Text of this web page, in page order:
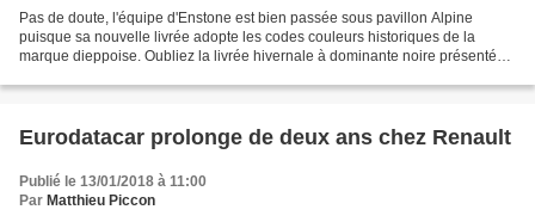
Pas de doute, l'équipe d'Enstone est bien passée sous pavillon Alpine
puisque sa nouvelle livrée adopte les codes couleurs historiques de la
marque dieppoise. Oubliez la livrée hivernale à dominante noire présentée
Eurodatacar prolonge de deux ans chez Renault
Publié le 13/01/2018 à 11:00
Par Matthieu Piccon